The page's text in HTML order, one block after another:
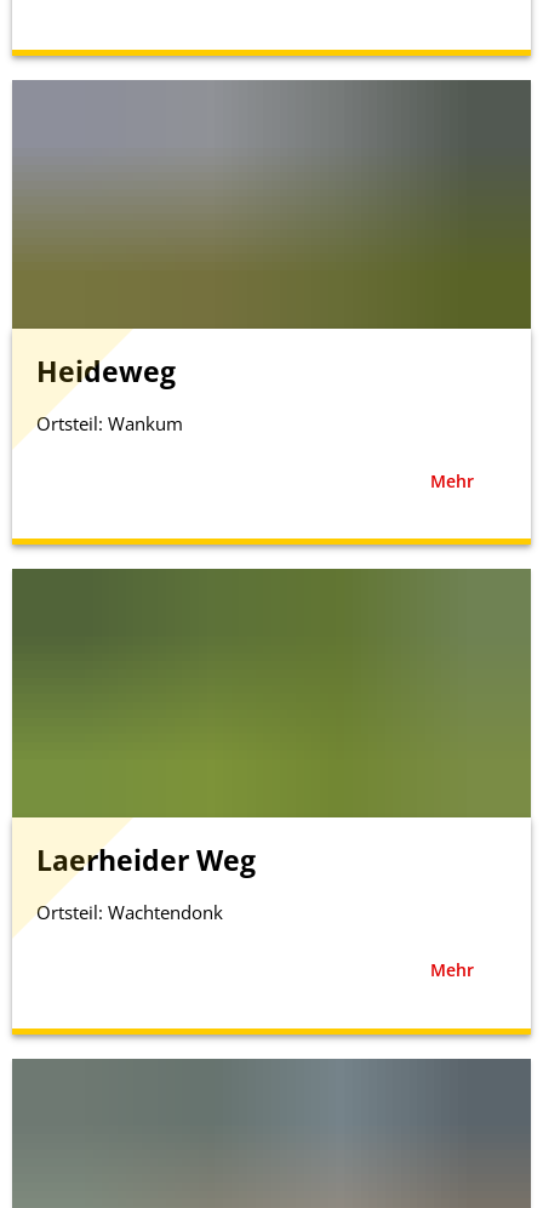
Heideweg
Ortsteil: Wankum
Mehr
Laerheider Weg
Ortsteil: Wachtendonk
Mehr